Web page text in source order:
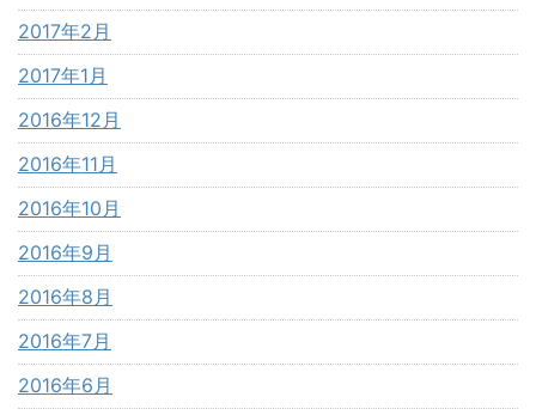
2017年2月
2017年1月
2016年12月
2016年11月
2016年10月
2016年9月
2016年8月
2016年7月
2016年6月